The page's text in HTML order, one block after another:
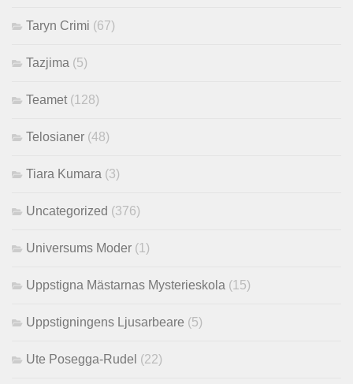
Taryn Crimi (67)
Tazjima (5)
Teamet (128)
Telosianer (48)
Tiara Kumara (3)
Uncategorized (376)
Universums Moder (1)
Uppstigna Mästarnas Mysterieskola (15)
Uppstigningens Ljusarbeare (5)
Ute Posegga-Rudel (22)